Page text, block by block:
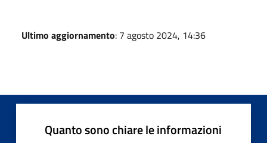
Ultimo aggiornamento: 7 agosto 2024, 14:36
Quanto sono chiare le informazioni